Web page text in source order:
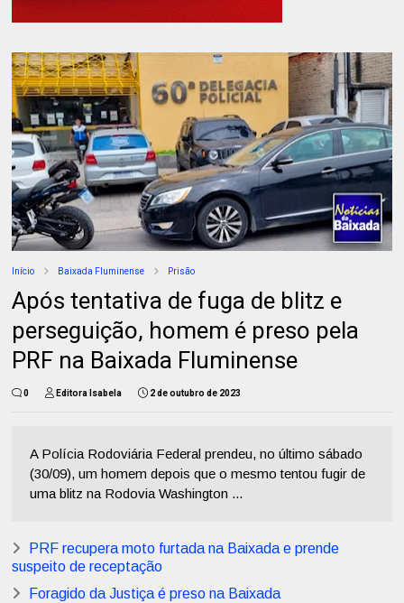
Início Baixada Fluminense Prisão
Após tentativa de fuga de blitz e
perseguição, homem é preso pela
PRF na Baixada Fluminense
0 Editora Isabela 2 de outubro de 2023
A Polícia Rodoviária Federal prendeu, no último sábado
(30/09), um homem depois que o mesmo tentou fugir de
uma blitz na Rodovia Washington ...
PRF recupera moto furtada na Baixada e prende
suspeito de receptação
Foragido da Justiça é preso na Baixada